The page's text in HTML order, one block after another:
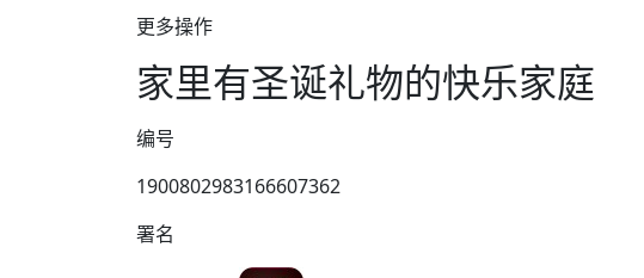
更多操作
家里有圣诞礼物的快乐家庭
编号
1900802983166607362
署名